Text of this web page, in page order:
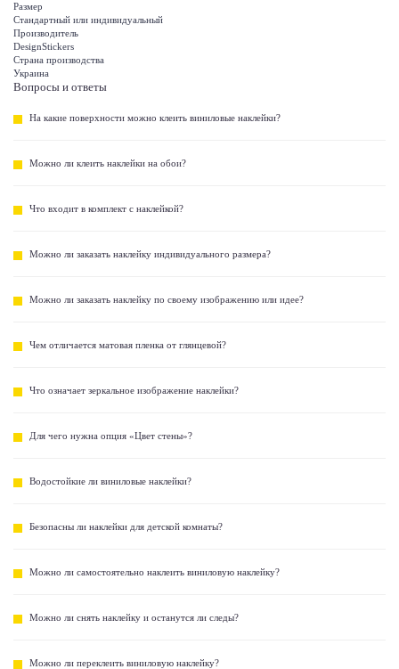
Размер
Стандартный или индивидуальный
Производитель
DesignStickers
Страна производства
Украина
Вопросы и ответы
На какие поверхности можно клеить виниловые наклейки?
Можно ли клеить наклейки на обои?
Что входит в комплект с наклейкой?
Можно ли заказать наклейку индивидуального размера?
Можно ли заказать наклейку по своему изображению или идее?
Чем отличается матовая пленка от глянцевой?
Что означает зеркальное изображение наклейки?
Для чего нужна опция «Цвет стены»?
Водостойкие ли виниловые наклейки?
Безопасны ли наклейки для детской комнаты?
Можно ли самостоятельно наклеить виниловую наклейку?
Можно ли снять наклейку и останутся ли следы?
Можно ли переклеить виниловую наклейку?